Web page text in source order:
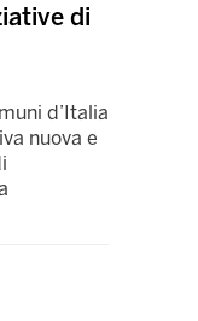
di
d’Italia
nuova e